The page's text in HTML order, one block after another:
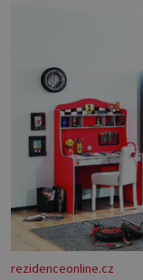
rezidenceonline.cz